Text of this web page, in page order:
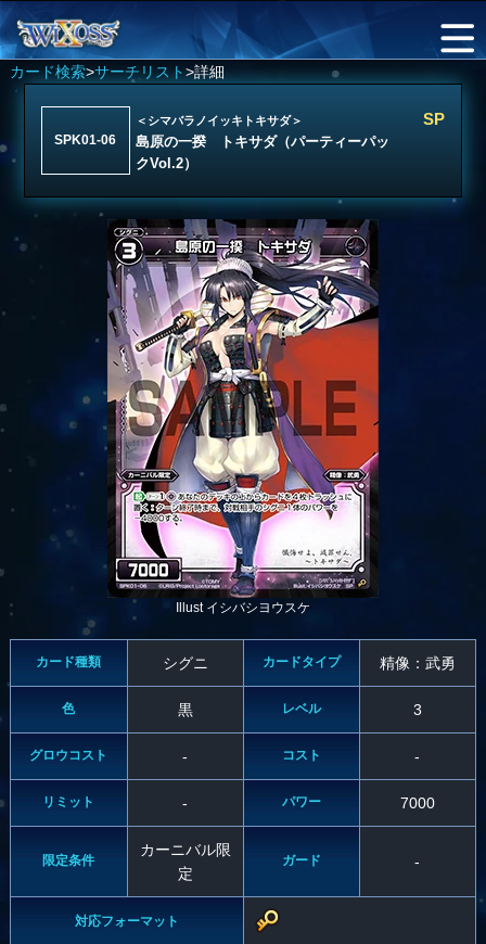
カード検索>サーチリスト>詳細
SPK01-06
＜シマバラノイッキトキサダ＞
島原の一揆 トキサダ（パーティーパッ
クVol.2）
SP
Illust イシバシヨウスケ
カード種類 シグニ カードタイプ 精像：武勇
色 黒 レベル 3
グロウコスト - コスト -
リミット - パワー 7000
限定条件
カーニバル限
定
ガード -
対応フォーマット